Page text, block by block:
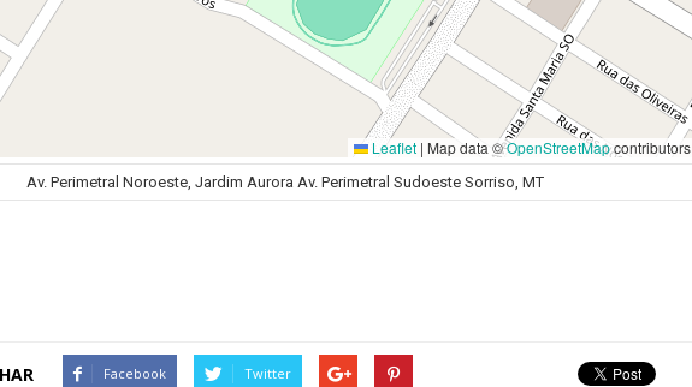
Leaflet | Map data ©OpenStreetMapcontributors
Av. Perimetral Noroeste, Jardim Aurora Av. Perimetral Sudoeste Sorriso, MT
Facebook Twitter